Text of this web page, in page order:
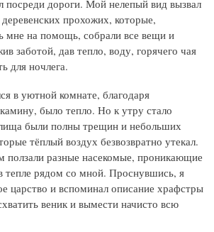
посреди дороги. Мой нелепый вид вызвал
прохожих, которые,
мне на помощь, собрали все вещи и
заботой, дав тепло, воду, горячего чая
для ночлега.
в уютной комнате, благодаря
было тепло. Но к утру стало
были полны трещин и небольших
тёплый воздух безвозвратно утекал.
ползали разные насекомые, проникающие
тепле рядом со мной. Проснувшись, я
царство и вспоминал описание храфстры
веник и вымести начисто всю